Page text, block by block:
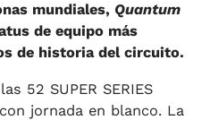
mundiales, Quantum
de equipo más
de historia del circuito.
52 SUPER SERIES
jornada en blanco. La